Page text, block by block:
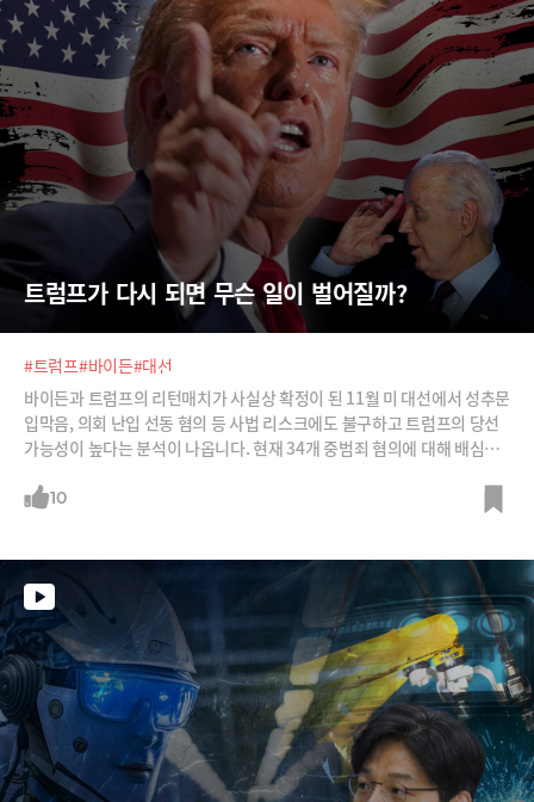
트럼프가 다시 되면 무슨 일이 벌어질까?
#트럼프#바이든#대선
바이든과 트럼프의 리턴매치가 사실상 확정이 된 11월 미 대선에서 성추문
입막음, 의회 난입 선동 혐의 등 사법 리스크에도 불구하고 트럼프의 당선
가능성이 높다는 분석이 나옵니다. 현재 34개 중범죄 혐의에 대해 배심원
선 모두 가능한 상황입니다. 파이낸셜 타임스는 "걱정스럽지만 트럼프가
10